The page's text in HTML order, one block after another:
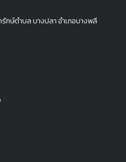
รักษ์ตำบล บางปลา อำเภอบางพลี